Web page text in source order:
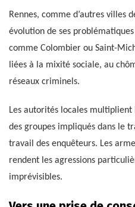
Rennes, comme d’autres villes
évolution de ses
comme Colombier ou Saint-
liées à la mixité sociale, au
réseaux criminels.
Les autorités locales
des groupes impliqués dans le
travail des enquêteurs. Les
rendent les agressions
imprévisibles.